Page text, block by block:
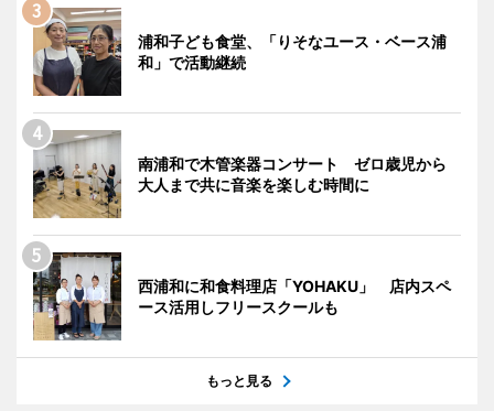
浦和子ども食堂、「りそなユース・ベース浦
和」で活動継続
南浦和で木管楽器コンサート ゼロ歳児から
大人まで共に音楽を楽しむ時間に
西浦和に和食料理店「YOHAKU」 店内スペ
ース活用しフリースクールも
もっと見る